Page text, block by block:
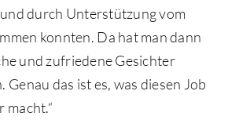
durch Unterstützung vom
konnten. Da hat man dann
und zufriedene Gesichter
Genau das ist es, was diesen Job
macht.“